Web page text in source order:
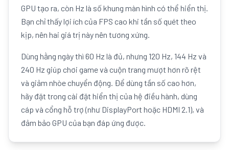
GPU tạo ra, còn Hz là số khung màn hình có thể hiển thị.
Bạn chỉ thấy lợi ích của FPS cao khi tần số quét theo
kịp, nên hai giá trị này nên tương xứng.
Dùng hằng ngày thì 60 Hz là đủ, nhưng 120 Hz, 144 Hz và
240 Hz giúp chơi game và cuộn trang mượt hơn rõ rệt
và giảm nhòe chuyển động. Để dùng tần số cao hơn,
hãy đặt trong cài đặt hiển thị của hệ điều hành, dùng
cáp và cổng hỗ trợ (như DisplayPort hoặc HDMI 2.1), và
đảm bảo GPU của bạn đáp ứng được.